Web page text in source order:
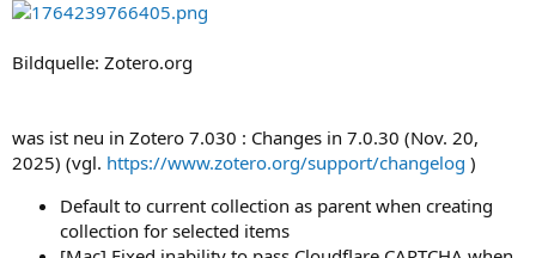
Bildquelle: Zotero.org
was ist neu in Zotero 7.030 : Changes in 7.0.30 (Nov. 20,
2025) (vgl. https://www.zotero.org/support/changelog )
Default to current collection as parent when creating
collection for selected items